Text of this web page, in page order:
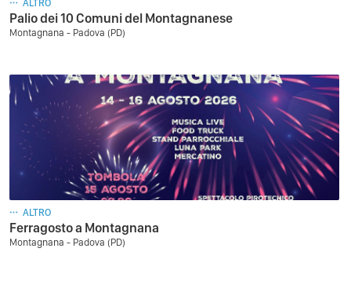
ALTRO
Palio dei 10 Comuni del Montagnanese
Montagnana - Padova (PD)
ALTRO
Ferragosto a Montagnana
Montagnana - Padova (PD)